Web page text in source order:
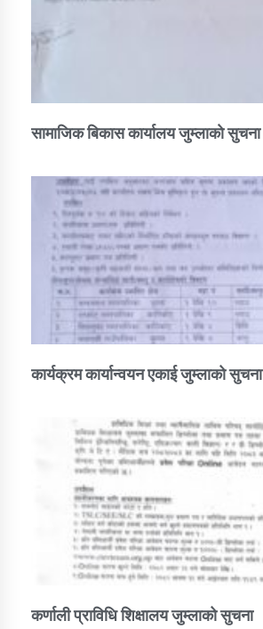
सामाजिक बिकास कार्यालय जुम्लाकाे सुचना
कार्यक्रम कार्यान्वयन एकाई जुम्लाको सुचना
कर्णाली प्राविधि शिक्षालय जुम्लाको सुचना